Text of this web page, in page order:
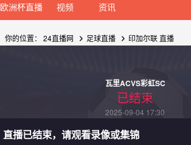
欧洲杯直播 视频 资讯
你的位置： 24直播网 足球直播 印加尔联 直播
瓦里ACVS彩虹SC
已结束
2025-09-04 17:30
直播已结束，请观看录像或集锦